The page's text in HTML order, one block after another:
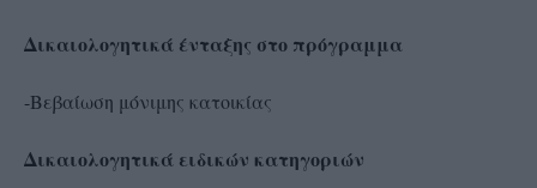
Δικαιολογητικά ένταξης στο πρόγραμμα
-Βεβαίωση μόνιμης κατοικίας
Δικαιολογητικά ειδικών κατηγοριών